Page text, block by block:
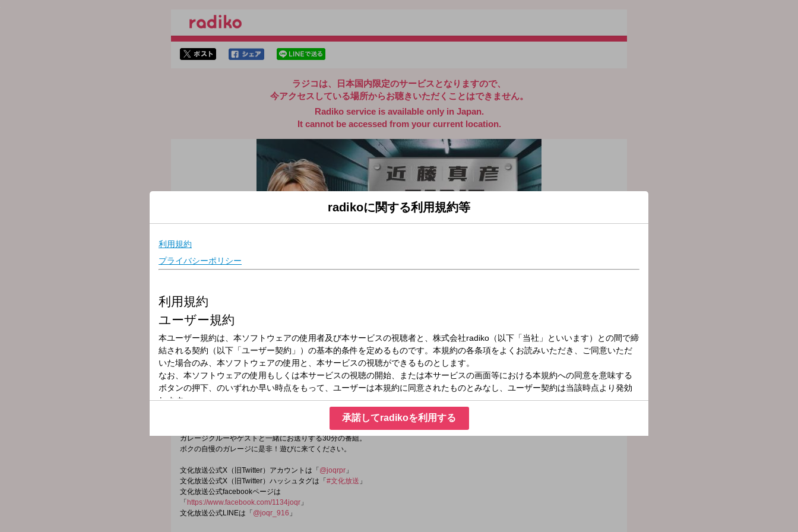
ラジコは、日本国内限定のサービスとなりますので、
今アクセスしている場所からお聴きいただくことはできません。
Radiko service is available only in Japan.
It cannot be accessed from your current location.
放送局
放送時間
2025年11月3日（月）18:00～18:30
番組名
近藤真彦 RADIO GARAGE
ガレージクルーやゲストと一緒にお送りする30分の番組。
ボクの自慢のガレージに是非！遊びに来てください。
文化放送公式X（旧Twitter）アカウントは「 @joqrpr 」
文化放送公式X（旧Twitter）ハッシュタグは「 #文化放送 」
文化放送公式facebookページは
「 https://www.facebook.com/1134joqr 」
文化放送公式LINEは「 @joqr_916 」
radikoに関する利用規約等
承諾してradikoを利用する